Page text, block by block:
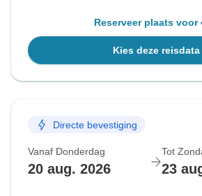
Reserveer plaats voor
Kies deze reisdata
Directe bevestiging
Vanaf Donderdag
20 aug. 2026
Tot
23